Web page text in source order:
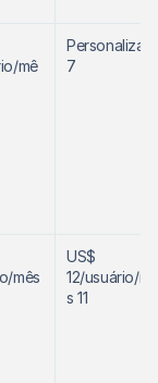
mê
7
mês
US$
12/usuário/mê
s 11